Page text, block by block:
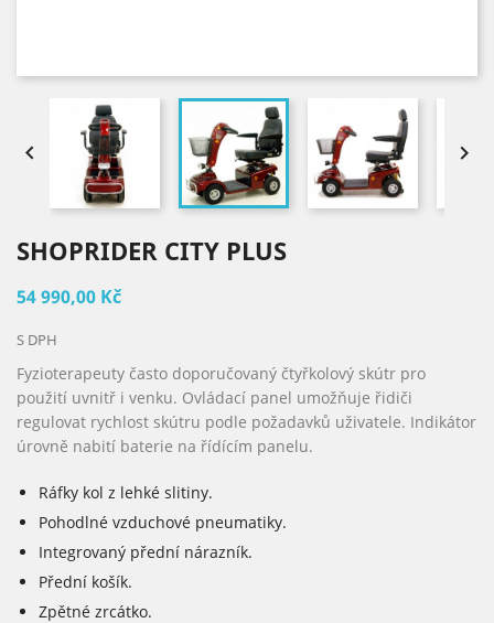
 
SHOPRIDER CITY PLUS
54 990,00 Kč
S DPH
Fyzioterapeuty často doporučovaný čtyřkolový skútr pro
použití uvnitř i venku. Ovládací panel umožňuje řidiči
regulovat rychlost skútru podle požadavků uživatele. Indikátor
úrovně nabití baterie na řídícím panelu.
Ráfky kol z lehké slitiny.
Pohodlné vzduchové pneumatiky.
Integrovaný přední nárazník.
Přední košík.
Zpětné zrcátko.